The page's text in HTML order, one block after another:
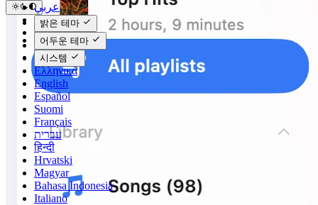
عربي
Català
Čeština
Dansk
Deutsch
Ελληνικά
English
Español
Suomi
Français
עברית
हिन्दी
Hrvatski
Magyar
Bahasa Indonesia
Italiano
밝은 테마
어두운 테마
시스템